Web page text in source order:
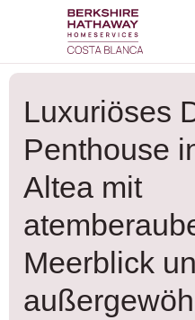
Luxuriöses
Penthouse
Altea mit
Meerblick